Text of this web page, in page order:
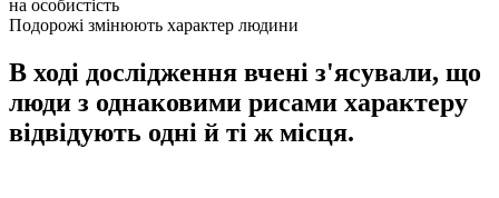
Подорожі змінюють характер людини
В ході дослідження вчені з'ясували, що
люди з однаковими рисами характеру
відвідують одні й ті ж місця.